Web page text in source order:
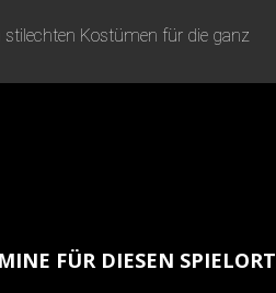
stilechten Kostümen für die ganz
FÜR DIESEN SPIELORT